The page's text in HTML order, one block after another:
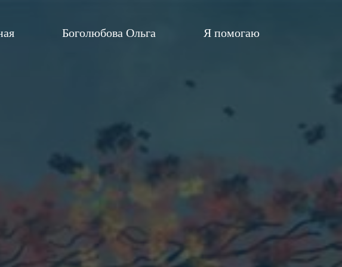
Боголюбова Ольга Я помогаю